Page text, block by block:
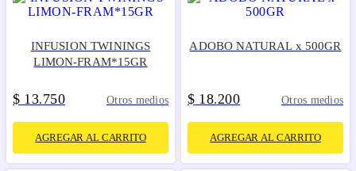
INFUSION TWININGS
LIMON-FRAM*15GR
$ 13.750 Otros medios
AGREGAR AL CARRITO
ADOBO NATURAL x 500GR
$ 18.200 Otros medios
AGREGAR AL CARRITO